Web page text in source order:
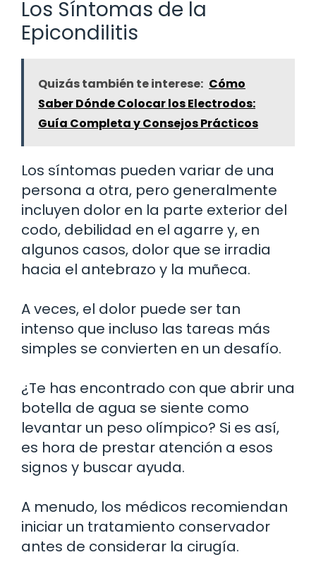
Los Síntomas de la
Epicondilitis
Quizás también te interese: Cómo
Saber Dónde Colocar los Electrodos:
Guía Completa y Consejos Prácticos
Los síntomas pueden variar de una
persona a otra, pero generalmente
incluyen dolor en la parte exterior del
codo, debilidad en el agarre y, en
algunos casos, dolor que se irradia
hacia el antebrazo y la muñeca.
A veces, el dolor puede ser tan
intenso que incluso las tareas más
simples se convierten en un desafío.
¿Te has encontrado con que abrir una
botella de agua se siente como
levantar un peso olímpico? Si es así,
es hora de prestar atención a esos
signos y buscar ayuda.
A menudo, los médicos recomiendan
iniciar un tratamiento conservador
antes de considerar la cirugía.